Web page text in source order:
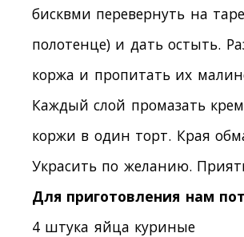
бисквми перевернуть на
полотенце) и дать остыть.
коржа и пропитать их
Каждый слой промазать
коржи в один торт. Края
Украсить по желанию.
Для приготовления нам
4 штука яйца куриные